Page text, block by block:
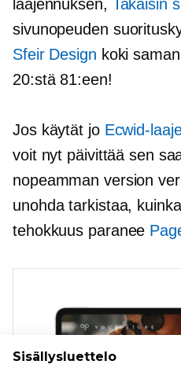
laajennuksen, Takaisin
sivunopeuden
Sfeir Design koki
20:stä 81:een!
Jos käytät jo Ecwid-
voit nyt päivittää sen
nopeamman version
unohda tarkistaa,
tehokkuus paranee
Sisällysluettelo